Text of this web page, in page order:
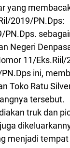
yang
2019/PN.Dps:
Negeri
11/Eks.Riil/
ini,
Toko Ratu
tersebut.
truk dan
menjadi